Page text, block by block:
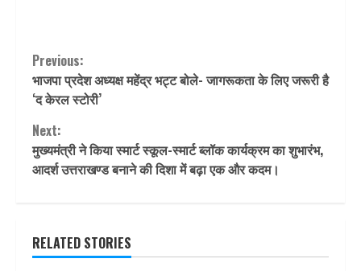
Continue
Reading
Previous:
भाजपा प्रदेश अध्यक्ष महेंद्र भट्ट बोले- जागरूकता के लिए जरूरी है
‘द केरल स्टोरी’
Next:
मुख्यमंत्री ने किया स्मार्ट स्कूल-स्मार्ट ब्लॉक कार्यक्रम का शुभारंभ,
आदर्श उत्तराखण्ड बनाने की दिशा में बढ़ा एक और कदम।
RELATED STORIES